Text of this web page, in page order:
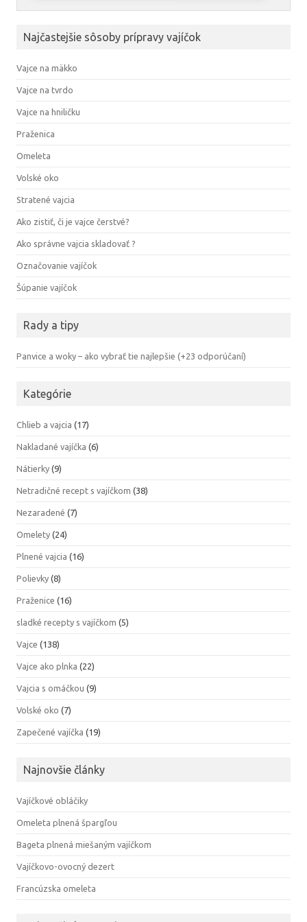
Najčastejšie sôsoby prípravy vajíčok
Vajce na mäkko
Vajce na tvrdo
Vajce na hniličku
Praženica
Omeleta
Volské oko
Stratené vajcia
Ako zistiť, či je vajce čerstvé?
Ako správne vajcia skladovať ?
Označovanie vajíčok
Šúpanie vajíčok
Rady a tipy
Panvice a woky – ako vybrať tie najlepšie (+23 odporúčaní)
Kategórie
Chlieb a vajcia (17)
Nakladané vajíčka (6)
Nátierky (9)
Netradičné recept s vajíčkom (38)
Nezaradené (7)
Omelety (24)
Plnené vajcia (16)
Polievky (8)
Praženice (16)
sladké recepty s vajíčkom (5)
Vajce (138)
Vajce ako plnka (22)
Vajcia s omáčkou (9)
Volské oko (7)
Zapečené vajíčka (19)
Najnovšie články
Vajíčkové obláčiky
Omeleta plnená špargľou
Bageta plnená miešaným vajíčkom
Vajíčkovo-ovocný dezert
Francúzska omeleta